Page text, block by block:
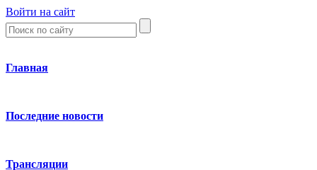
Войти на сайт
Главная
Последние новости
Трансляции